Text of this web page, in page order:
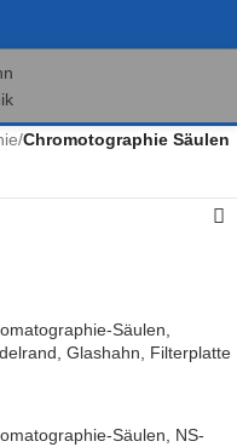
/Chromotographie Säulen
Säulen,
Glashahn, Filterplatte
Säulen, NS-